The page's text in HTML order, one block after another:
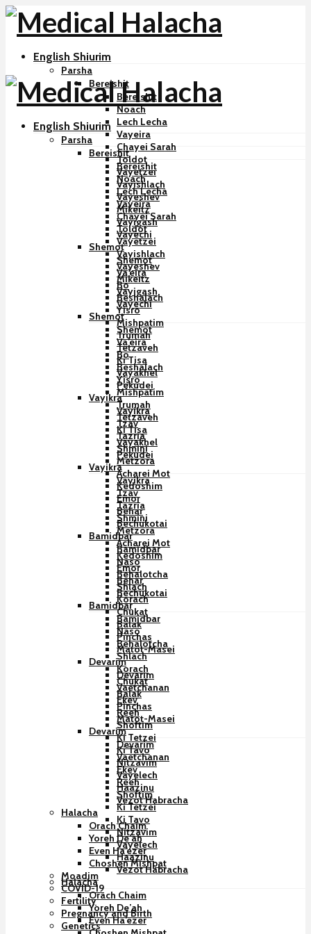
English Shiurim
Parsha
Bereishit
Bereishit
Noach
Lech Lecha
Vayeira
Chayei Sarah
Toldot
Vayetzei
Vayishlach
Vayeshev
Mikeitz
Vayigash
Vayechi
Shemot
Shemot
Va’eira
Bo
Beshalach
Yisro
Mishpatim
Trumah
Tetzaveh
Ki Tisa
Vayakhel
Pekudei
Vayikra
Vayikra
Tzav
Tazria
Shmini
Metzora
Acharei Mot
Kedoshim
Emor
Behar
Bechukotai
Bamidbar
Bamidbar
Naso
Behalotcha
Shlach
Korach
Chukat
Balak
Pinchas
Matot-Masei
Devarim
Devarim
Vaetchanan
Ekev
Reeh
Shoftim
Ki Tetzei
Ki Tavo
Nitzavim
Vayelech
Haazinu
Vezot Habracha
Halacha
Orach Chaim
Yoreh De’ah
Even Ha’ezer
Choshen Mishpat
Moadim
COVID-19
Fertility
Pregnancy and Birth
Genetics
English Shiurim
Parsha
Bereishit
Bereishit
Noach
Lech Lecha
Vayeira
Chayei Sarah
Toldot
Vayetzei
Vayishlach
Vayeshev
Mikeitz
Vayigash
Vayechi
Shemot
Shemot
Va’eira
Bo
Beshalach
Yisro
Mishpatim
Trumah
Tetzaveh
Ki Tisa
Vayakhel
Pekudei
Vayikra
Vayikra
Tzav
Tazria
Shmini
Metzora
Acharei Mot
Kedoshim
Emor
Behar
Bechukotai
Bamidbar
Bamidbar
Naso
Behalotcha
Shlach
Korach
Chukat
Balak
Pinchas
Matot-Masei
Devarim
Devarim
Vaetchanan
Ekev
Reeh
Shoftim
Ki Tetzei
Ki Tavo
Nitzavim
Vayelech
Haazinu
Vezot Habracha
Halacha
Orach Chaim
Yoreh De’ah
Even Ha’ezer